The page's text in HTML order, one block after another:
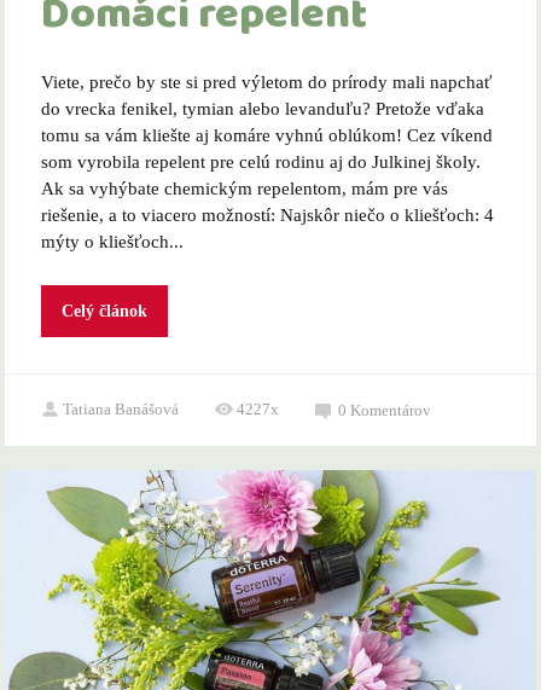
Domáci repelent
Viete, prečo by ste si pred výletom do prírody mali napchať
do vrecka fenikel, tymian alebo levanduľu? Pretože vďaka
tomu sa vám kliešte aj komáre vyhnú oblúkom! Cez víkend
som vyrobila repelent pre celú rodinu aj do Julkinej školy.
Ak sa vyhýbate chemickým repelentom, mám pre vás
riešenie, a to viacero možností: Najskôr niečo o kliešťoch: 4
mýty o kliešťoch...
Celý článok
Tatiana Banášová 4227x 0Komentárov